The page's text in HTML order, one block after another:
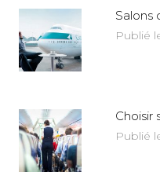
Salons
Publié
Choisir
Publié